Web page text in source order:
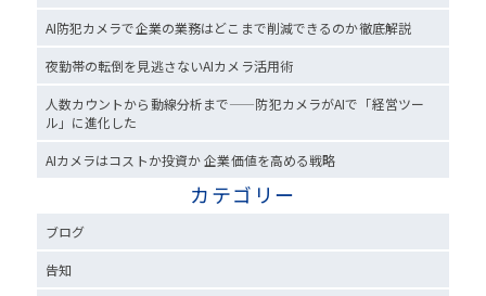
AI防犯カメラで企業の業務はどこまで削減できるのか徹底解説
夜勤帯の転倒を見逃さないAIカメラ活用術
人数カウントから動線分析まで——防犯カメラがAIで「経営ツー
ル」に進化した
AIカメラはコストか投資か 企業価値を高める戦略
カテゴリー
ブログ
告知